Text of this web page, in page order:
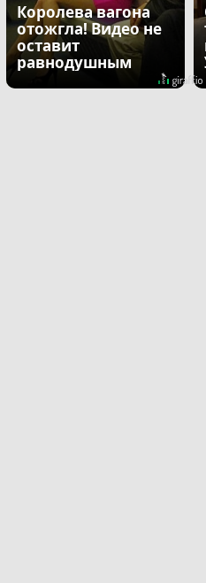
Королева вагона
отожгла! Видео не
оставит
равнодушным